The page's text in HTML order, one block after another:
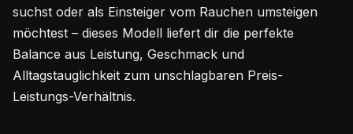
suchst oder als Einsteiger vom Rauchen umsteigen
möchtest – dieses Modell liefert dir die perfekte
Balance aus Leistung, Geschmack und
Alltagstauglichkeit zum unschlagbaren Preis-
Leistungs-Verhältnis.